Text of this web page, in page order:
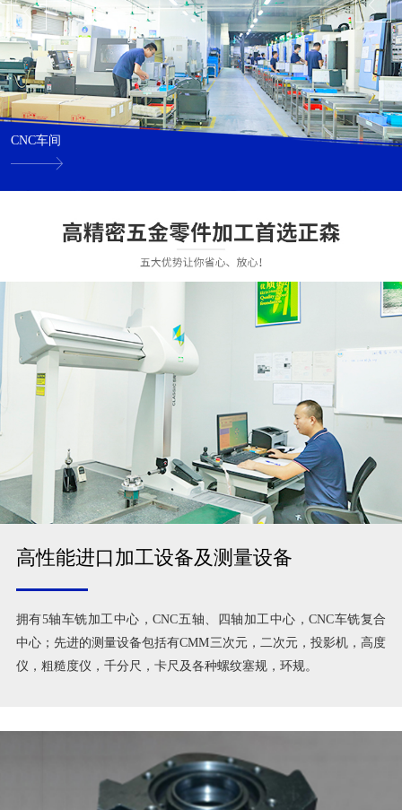
CNC车间
高性能进口加工设备及测量设备
拥有5轴车铣加工中心，CNC五轴、四轴加工中心，CNC车铣复合
中心；先进的测量设备包括有CMM三次元，二次元，投影机，高度
仪，粗糙度仪，千分尺，卡尺及各种螺纹塞规，环规。